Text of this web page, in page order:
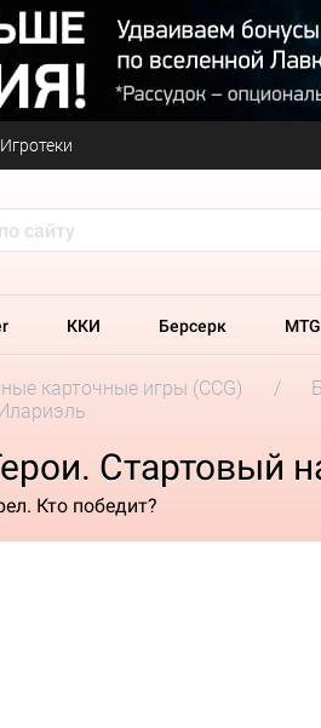
Игротеки
ККИ Берсерк MTG
карточные игры (CCG)
Стартовый
Кто победит?